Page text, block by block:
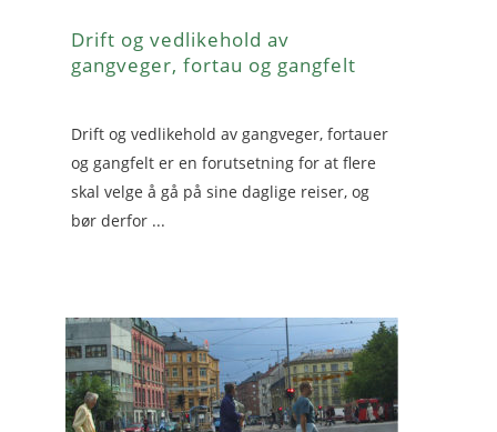
Drift og vedlikehold av
gangveger, fortau og gangfelt
Drift og vedlikehold av gangveger, fortauer
og gangfelt er en forutsetning for at flere
skal velge å gå på sine daglige reiser, og
bør derfor ...